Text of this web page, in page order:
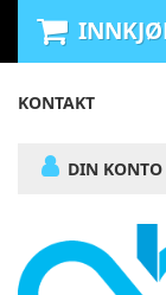
KONTAKT
DIN KONTO